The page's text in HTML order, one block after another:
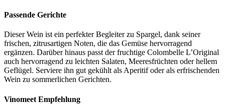
Passende Gerichte
Dieser Wein ist ein perfekter Begleiter zu Spargel, dank seiner
frischen, zitrusartigen Noten, die das Gemüse hervorragend
ergänzen. Darüber hinaus passt der fruchtige Colombelle L’Original
auch hervorragend zu leichten Salaten, Meeresfrüchten oder hellem
Geflügel. Serviere ihn gut gekühlt als Aperitif oder als erfrischenden
Wein zu sommerlichen Gerichten.
Vinomeet Empfehlung